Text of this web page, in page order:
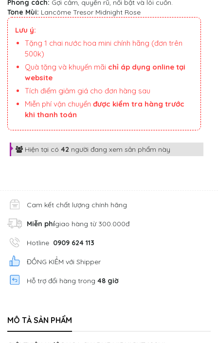
Phong cách: Gợi cảm, quyến rũ, nổi bật và lôi cuốn.
Tone Mùi: Lancôme Tresor Midnight Rose
Lưu ý:
Tặng 1 chai nước hoa mini chính hãng (đơn trên
500k)
Quà tặng và khuyến mãi chỉ áp dụng online tại
website
Tích điểm giảm giá cho đơn hàng sau
Miễn phí vận chuyển được kiểm tra hàng trước
khi thanh toán
Hiện tại có 42 người đang xem sản phẩm này
Cam kết chất lượng chính hãng
Miễn phígiao hàng từ 300.000đ
Hotline 0909 624 113
ĐỒNG KIỂM với Shipper
Hỗ trợ đổi hàng trong 48 giờ
MÔ TẢ SẢN PHẨM